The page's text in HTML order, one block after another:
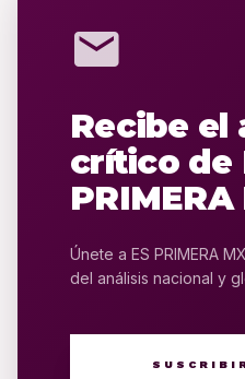
mail
Recibe el
crítico de
PRIMERA
Únete a ES PRIMERA
del análisis nacional y